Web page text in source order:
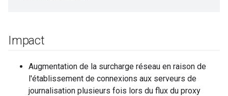
Impact
Augmentation de la surcharge réseau en raison de
l'établissement de connexions aux serveurs de
journalisation plusieurs fois lors du flux du proxy